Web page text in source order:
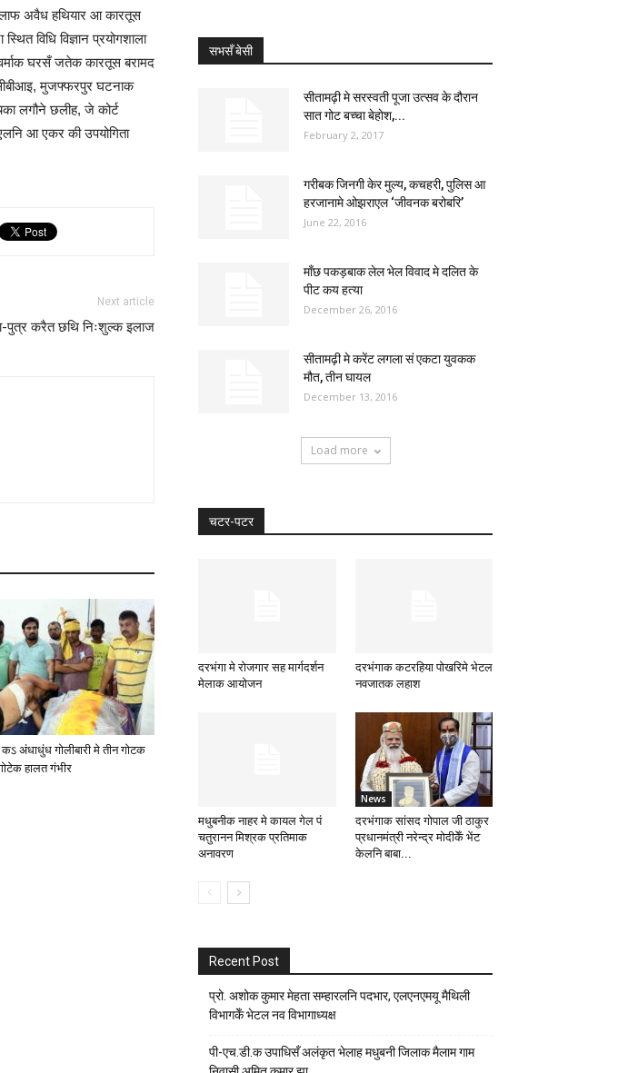
अवैध हथियार आ कारतूस
विधि विज्ञान प्रयोगशाला
घरसँ जतेक कारतूस बरामद
मुजफ्फरपुर घटनाक
लगौने छलीह, जे कोर्ट
आ एकर की उपयोगिता
Next article
पुत्र करैत छथि निःशुल्क इलाज
अंधाधुंध गोलीबारी मे तीन गोटक
हालत गंभीर
सभसँ बेसी
सीतामढ़ी मे सरस्वती पूजा उत्सव के दौरान
सात गोट बच्चा बेहोश,...
February 2, 2017
गरीबक जिनगी केर मुल्य, कचहरी, पुलिस आ
हरजानामे ओझराएल ‘जीवनक बरोबरि’
June 22, 2016
माँछ पकड़बाक लेल भेल विवाद मे दलित के
पीट कय हत्या
December 26, 2016
सीतामढ़ी मे करेंट लगला सं एकटा युवकक
मौत, तीन घायल
December 13, 2016
Load more
चटर-पटर
दरभंगा मे रोजगार सह मार्गदर्शन
मेलाक आयोजन
दरभंगाक कटरहिया पोखरिमे भेटल
नवजातक लहाश
मधुबनीक नाहर मे कायल गेल पं
चतुरानन मिश्रक प्रतिमाक
अनावरण
News
दरभंगाक सांसद गोपाल जी ठाकुर
प्रधानमंत्री नरेन्द्र मोदीकेँ भेंट
केलनि बाबा...
Recent Post
प्रो. अशोक कुमार मेहता सम्हारलनि पदभार, एलएनएमयू मैथिली
विभागकेँ भेटल नव विभागाध्यक्ष
पी-एच.डी.क उपाधिसँ अलंकृत भेलाह मधुबनी जिलाक मैलाम गाम